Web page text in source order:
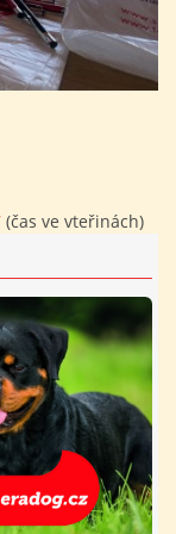
(čas ve vteřinách)